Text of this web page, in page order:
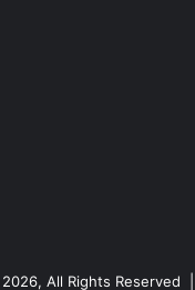
All Rights Reserved |